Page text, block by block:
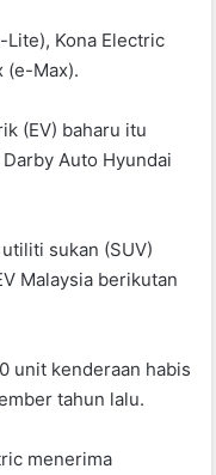
Lite), Kona Electric
(e-Max).
(EV) baharu itu
Auto Hyundai
sukan (SUV)
Malaysia berikutan
unit kenderaan habis
tahun lalu.
menerima